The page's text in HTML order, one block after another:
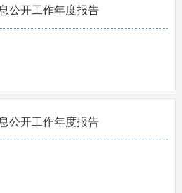
公开工作年度报告
公开工作年度报告